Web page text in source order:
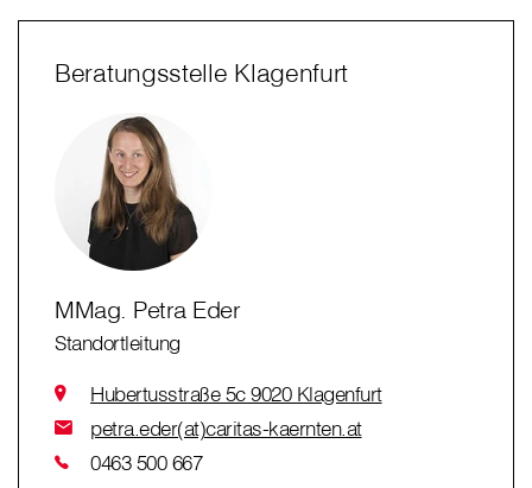
Beratungsstelle Klagenfurt
MMag. Petra Eder
Standortleitung
Hubertusstraße 5c 9020 Klagenfurt
petra.eder(at)caritas-kaernten.at
0463 500 667